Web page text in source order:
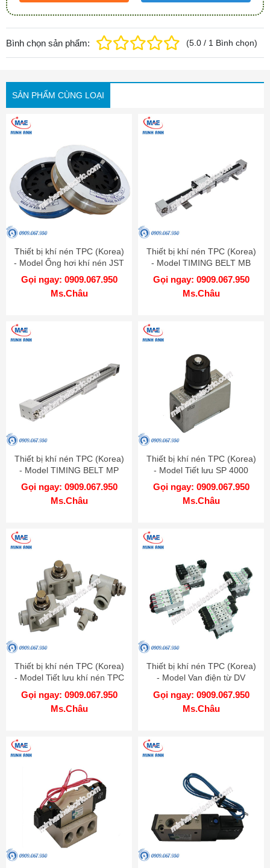
Bình chọn sản phẩm: (5.0 / 1 Bình chọn)
SẢN PHẨM CÙNG LOẠI
Thiết bị khí nén TPC (Korea)
- Model Ống hơi khí nén JST
0402
Gọi ngay: 0909.067.950
Ms.Châu
Thiết bị khí nén TPC (Korea)
- Model TIMING BELT MB
Gọi ngay: 0909.067.950
Ms.Châu
Thiết bị khí nén TPC (Korea)
- Model TIMING BELT MP
Gọi ngay: 0909.067.950
Ms.Châu
Thiết bị khí nén TPC (Korea)
- Model Tiết lưu SP 4000
Gọi ngay: 0909.067.950
Ms.Châu
Thiết bị khí nén TPC (Korea)
- Model Tiết lưu khí nén TPC
Gọi ngay: 0909.067.950
Ms.Châu
Thiết bị khí nén TPC (Korea)
- Model Van điện từ DV
Gọi ngay: 0909.067.950
Ms.Châu